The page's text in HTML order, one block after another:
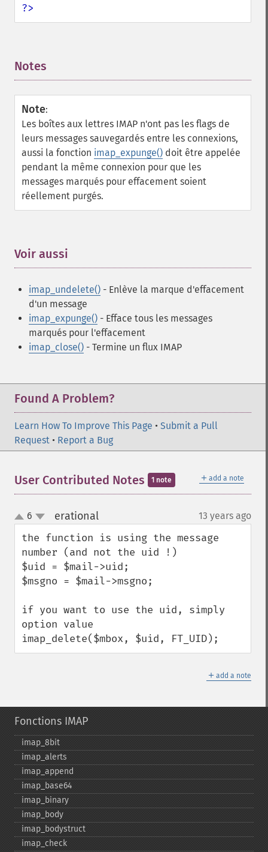
?>
Notes
Note:
Les boîtes aux lettres IMAP n'ont pas les flags de
leurs messages sauvegardés entre les connexions,
aussi la fonction imap_expunge() doit être appelée
pendant la même connexion pour que les
messages marqués pour effacement soient
réellement purgés.
Voir aussi
imap_undelete() - Enlève la marque d'effacement
d'un message
imap_expunge() - Efface tous les messages
marqués pour l'effacement
imap_close() - Termine un flux IMAP
Found A Problem?
Learn How To Improve This Page • Submit a Pull
Request • Report a Bug
＋ add a note
User Contributed Notes 1 note
up
down
6 erational¶ 13 years ago
the function is using the message
number (and not the uid !)
$uid = $mail->uid;
$msgno = $mail->msgno;
if you want to use the uid, simply
option value
imap_delete($mbox, $uid, FT_UID);
＋ add a note
Fonctions IMAP
imap_​8bit
imap_​alerts
imap_​append
imap_​base64
imap_​binary
imap_​body
imap_​bodystruct
imap_​check